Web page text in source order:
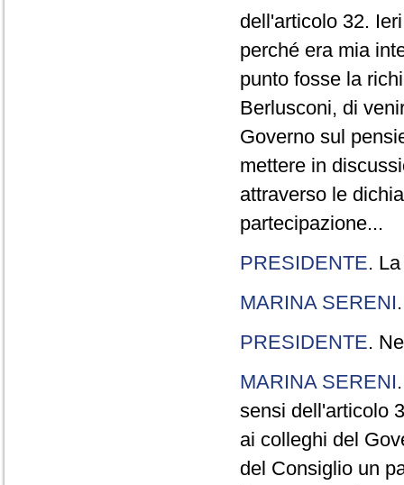
dell'articolo 32.
perché era mia
punto fosse la
Berlusconi, di
Governo sul
mettere in
attraverso le
partecipazione...
PRESIDENTE.
MARINA SERENI
PRESIDENTE.
MARINA SERENI
sensi dell'articolo
ai colleghi del
del Consiglio un